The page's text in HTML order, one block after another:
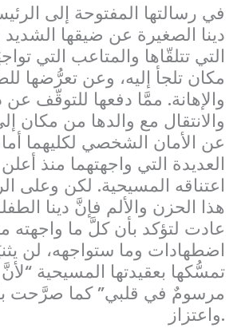
في رسالتها المفتوحة إلى
دينا الصغيرة عن ضيقها
التي تتلقّاها والمتاعب التي
مكان تلجأ إليه، وعن تعرُّضها
والإهانة. ممَّا دفعها للتوقّف عن
والانتقال مع والدها من مكان
عن الأمان الشخصي لكليهما
العديدة التي واجهتهما منذ
اعتناقه المسيحية. لكن وعلى
هذا الحزن والألم فإنَّ دينا
عادت لتؤكد بأن كلَّ ما واجهته
اضطهادات وما ستواجهه، لن
تمسُّكها بعقيدتها المسيحية
مرسومٌ في قلبي” كما صرَّحت
واعتزاز.